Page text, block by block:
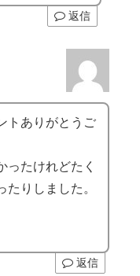
返信
トありがとうご
ったけれどたく
りしました。
返信